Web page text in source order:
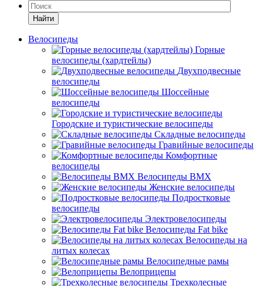
Найти
Велосипеды
Горные
велосипеды (хардтейлы)
Двухподвесные
велосипеды
Шоссейные
велосипеды
Городские и туристические велосипеды
Складные велосипеды
Гравийные велосипеды
Комфортные
велосипеды
Велосипеды BMX
Женские велосипеды
Подростковые
велосипеды
Электровелосипеды
Велосипеды Fat bike
Велосипеды на
литых колесах
Велосипедные рамы
Велоприцепы
Трехколесные